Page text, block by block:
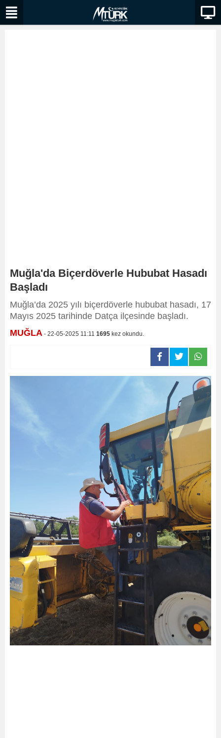
Muğla'da Biçerdöverle Hububat Hasadı
Başladı
Muğla’da 2025 yılı biçerdöverle hububat hasadı, 17
Mayıs 2025 tarihinde Datça ilçesinde başladı.
MUĞLA - 22-05-2025 11:11 1695 kez okundu.